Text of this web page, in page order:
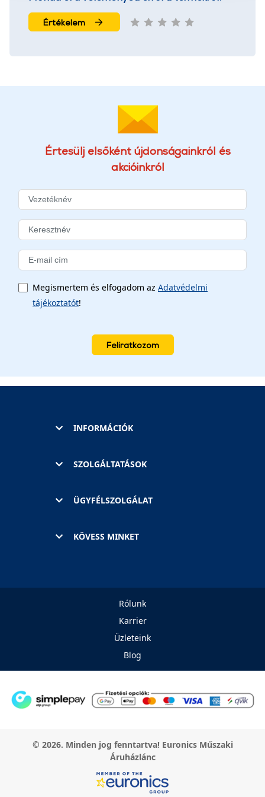
Értékelem
Értesülj elsőként újdonságainkról és
akcióinkról
Megismertem és elfogadom az Adatvédelmi
tájékoztatót!
Feliratkozom
INFORMÁCIÓK
SZOLGÁLTATÁSOK
ÜGYFÉLSZOLGÁLAT
KÖVESS MINKET
Rólunk
Karrier
Üzleteink
Blog
© 2026. Minden jog fenntartva! Euronics Műszaki
Áruházlánc